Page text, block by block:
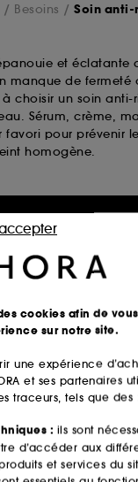
Besoins Soin
et éclatante
manque de fermeté
choisir un soin
Sérum, crème,
favori pour prévenir
homogène.
magasin
en 2h offert
dès 60€ en
en plusieurs
cookies afin de
sur notre site.
une expérience
et ses partenaires
traceurs, tels que des
: ils sont
d’accéder aux
et services du